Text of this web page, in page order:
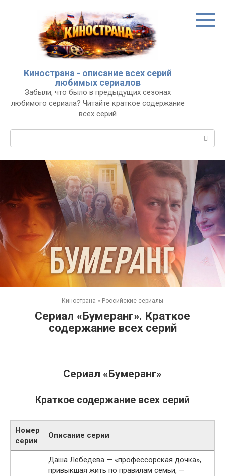
Кинострана - описание всех серий
любимых сериалов
Забыли, что было в предыдущих сезонах
любимого сериала? Читайте краткое содержание
всех серий
Кинострана » Российские сериалы
Сериал «Бумеранг». Краткое
содержание всех серий
Сериал «Бумеранг»
Краткое содержание всех серий
Номер
серии
Описание серии
Даша Лебедева — «профессорская дочка»,
привыкшая жить по правилам семьи, —